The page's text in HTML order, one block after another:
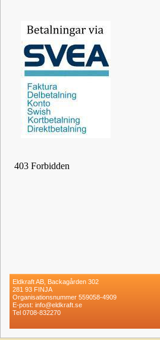
Eldkraft AB, Backagården 302
281 93 FINJA
Organisationsnummer 559058-4909
E-post: info@eldkraft.se
Tel 0708-832270